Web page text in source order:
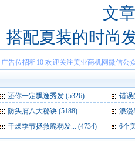
文章
搭配夏装的时尚
广告位招租10 欢迎关注美业商机网微信公
还你一定飘逸秀发 (5326)
错误
防头屑八大秘诀 (5188)
浪漫
干燥季节拯救脆弱发... (4734) 6个